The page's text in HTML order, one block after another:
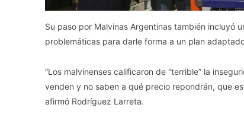
Su paso por Malvinas Argentinas también incluyó
problemáticas para darle forma a un plan
“Los malvinenses calificaron de “terrible” la
venden y no saben a qué precio repondrán, que
afirmó Rodríguez Larreta.